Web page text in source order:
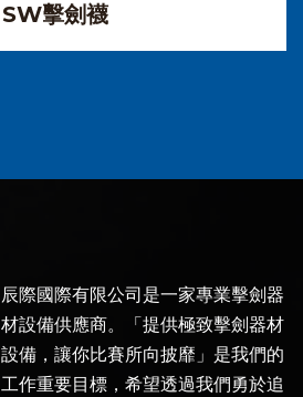
SW擊劍襪
辰際國際有限公司是一家專業擊劍器
材設備供應商。「提供極致擊劍器材
設備，讓你比賽所向披靡」是我們的
工作重要目標，希望透過我們勇於追